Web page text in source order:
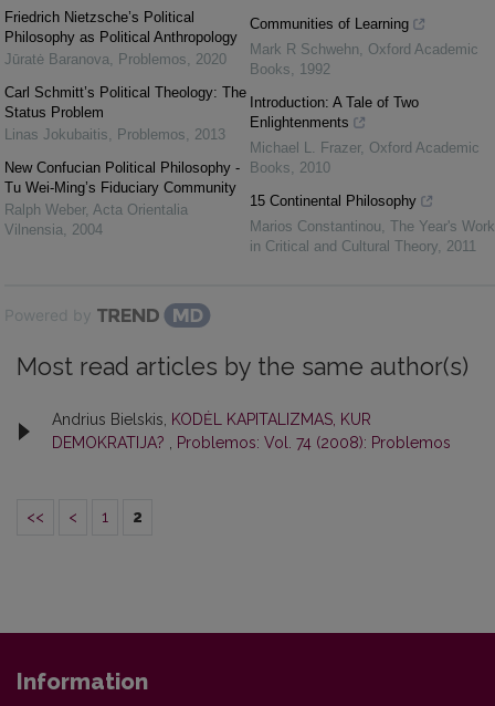
Friedrich Nietzsche’s Political
Philosophy as Political Anthropology
Jūratė Baranova
Problemos
2020
Carl Schmitt’s Political Theology: The
Status Problem
Linas Jokubaitis
Problemos
2013
New Confucian Political Philosophy -
Tu Wei-Ming’s Fiduciary Community
Ralph Weber, Acta Orientalia
Vilnensia
2004
Communities of Learning
Mark R Schwehn
Oxford Academic
Books
1992
Introduction: A Tale of Two
Enlightenments
Michael L. Frazer, Oxford Academic
Books
2010
15 Continental Philosophy
Marios Constantinou The Year's Work
in Critical and Cultural Theory 2011
Powered by
Most read articles by the same author(s)
Andrius Bielskis,
KODĖL KAPITALIZMAS, KUR
DEMOKRATIJA?
Problemos: Vol. 74 (2008): Problemos
<< < 1 2
Information